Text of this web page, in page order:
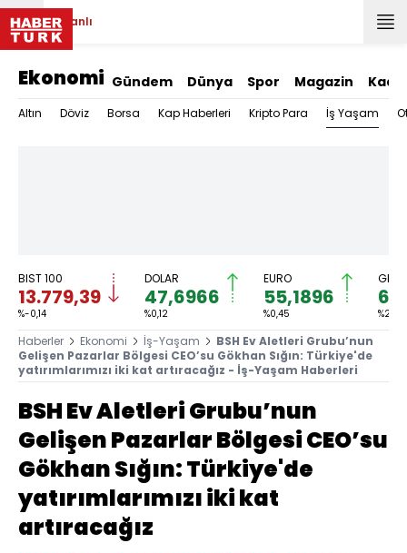
Canlı
Ekonomi Gündem Dünya Spor Magazin
Altın Döviz Borsa Kap Haberleri Kripto Para İş Yaşam
BIST 100
13.779,39
%-0,14
DOLAR
47,6966
%0,12
EURO
55,1896
%0,45 %2,55
Haberler Ekonomi İş-Yaşam
BSH Ev Aletleri Grubu’nun
Gelişen Pazarlar Bölgesi CEO’su Gökhan Sığın: Türkiye'de
yatırımlarımızı iki kat artıracağız - İş-Yaşam Haberleri
BSH Ev Aletleri Grubu’nun
Gelişen Pazarlar Bölgesi CEO’su
Gökhan Sığın: Türkiye'de
yatırımlarımızı iki kat
artıracağız